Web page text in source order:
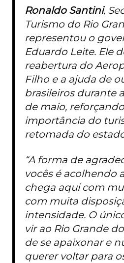
Ronaldo Santini,
Turismo do Rio
representou o
Eduardo Leite. Ele
reabertura do
Filho e a ajuda de
brasileiros durante
de maio,
importância do
retomada do
“A forma de
vocês é acolhendo
chega aqui com
com muita
intensidade. O
vir ao Rio Grande
de se apaixonar e
querer voltar para